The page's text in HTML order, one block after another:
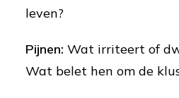
leven?
Pijnen: Wat irriteert of
Wat belet hen om de